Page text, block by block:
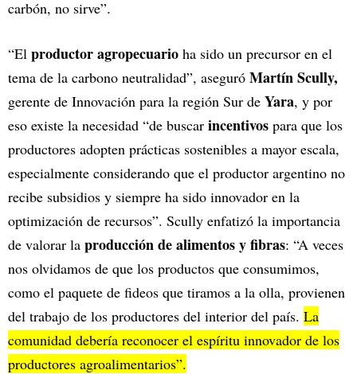
carbón, no sirve”.
“El productor agropecuario ha sido un precursor en el
tema de la carbono neutralidad”, aseguró Martín Scully,
gerente de Innovación para la región Sur de Yara, y por
eso existe la necesidad “de buscar incentivos para que los
productores adopten prácticas sostenibles a mayor escala,
especialmente considerando que el productor argentino no
recibe subsidios y siempre ha sido innovador en la
optimización de recursos”. Scully enfatizó la importancia
de valorar la producción de alimentos y fibras: “A veces
nos olvidamos de que los productos que consumimos,
como el paquete de fideos que tiramos a la olla, provienen
del trabajo de los productores del interior del país. La
comunidad debería reconocer el espíritu innovador de los
productores agroalimentarios”.